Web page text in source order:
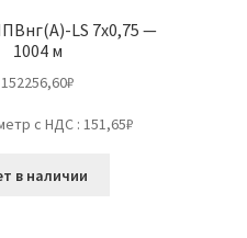
LS 7х0,75 —
1004 м
152256,60₽
с НДС : 151,65₽
в наличии